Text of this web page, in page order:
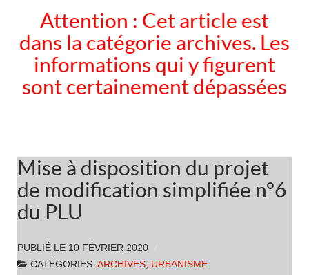
Attention : Cet article est
dans la catégorie archives. Les
informations qui y figurent
sont certainement dépassées
Mise à disposition du projet
de modification simplifiée n°6
du PLU
PUBLIÉ LE 10 FÉVRIER 2020
CATÉGORIES: ARCHIVES, URBANISME